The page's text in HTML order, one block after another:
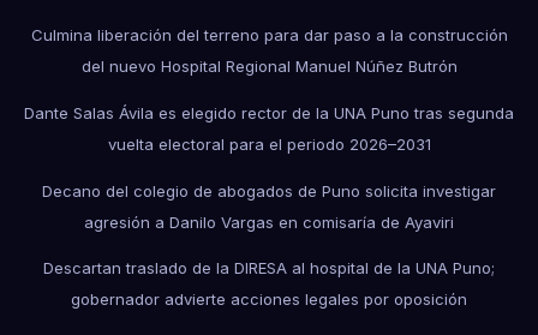
Culmina liberación del terreno para dar paso a la construcción
del nuevo Hospital Regional Manuel Núñez Butrón
Dante Salas Ávila es elegido rector de la UNA Puno tras segunda
vuelta electoral para el periodo 2026–2031
Decano del colegio de abogados de Puno solicita investigar
agresión a Danilo Vargas en comisaría de Ayaviri
Descartan traslado de la DIRESA al hospital de la UNA Puno;
gobernador advierte acciones legales por oposición